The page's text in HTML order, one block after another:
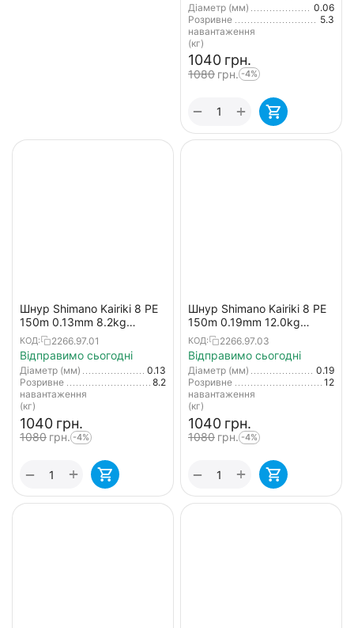
Діаметр (мм)
0.06
Розривне
навантаження
(кг)
5.3
‍1040‍ грн.
‍1080‍ грн. -4%
+
−
Шнур Shimano Kairiki 8 PE
150m 0.13mm 8.2kg
жовтий (Japan)
КОД: 2266.97.01
Відправимо сьогодні
Діаметр (мм)
0.13
Розривне
навантаження
(кг)
8.2
‍1040‍ грн.
‍1080‍ грн. -4%
+
−
Шнур Shimano Kairiki 8 PE
150m 0.19mm 12.0kg
(Japan) (колір: жовтий)
КОД: 2266.97.03
Відправимо сьогодні
Діаметр (мм)
0.19
Розривне
навантаження
(кг)
12
‍1040‍ грн.
‍1080‍ грн. -4%
+
−